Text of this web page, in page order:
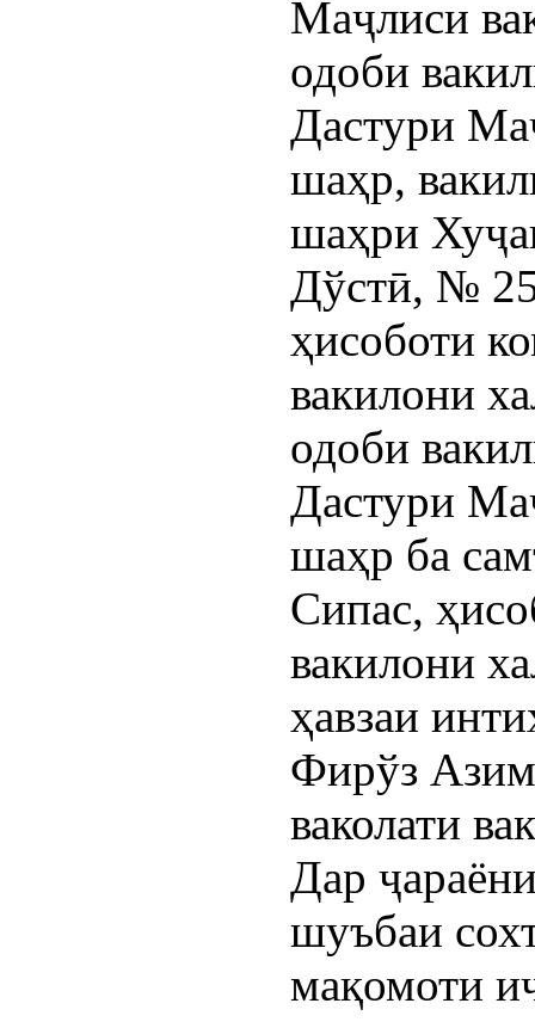
Маҷлиси
одоби
Дастури
шаҳр,
шаҳри
Дўстӣ, №
ҳисоботи
вакилони
одоби
Дастури
шаҳр ба
Сипас,
вакилони
ҳавзаи
Фирўз
ваколати
Дар
шуъбаи
мақомоти